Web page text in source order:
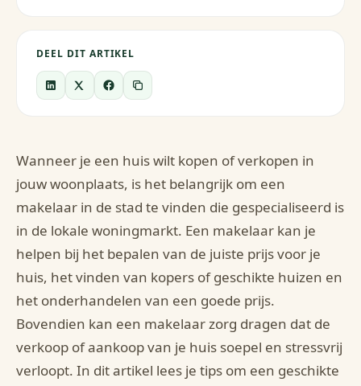
DEEL DIT ARTIKEL
Wanneer je een huis wilt kopen of verkopen in
jouw woonplaats, is het belangrijk om een
makelaar in de stad te vinden die gespecialiseerd is
in de lokale woningmarkt. Een makelaar kan je
helpen bij het bepalen van de juiste prijs voor je
huis, het vinden van kopers of geschikte huizen en
het onderhandelen van een goede prijs.
Bovendien kan een makelaar zorg dragen dat de
verkoop of aankoop van je huis soepel en stressvrij
verloopt. In dit artikel lees je tips om een geschikte